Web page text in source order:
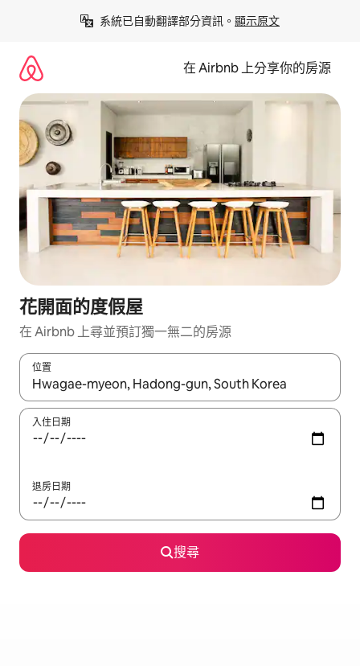
系統已自動翻譯部分資訊。 顯示原文
在 Airbnb 上分享你的房源
花開面的度假屋
在 Airbnb 上尋並預訂獨一無二的房源
位置
如有搜尋結果，瀏覽內容時請使用上下箭頭，或輕點、滑動裝置。
入住日期
退房日期
搜尋